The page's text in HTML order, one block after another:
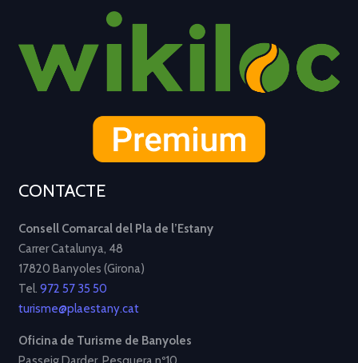
CONTACTE
Consell Comarcal del Pla de l’Estany
Carrer Catalunya, 48
17820 Banyoles (Girona)
Tel. 972 57 35 50
turisme@plaestany.cat
Oficina de Turisme de Banyoles